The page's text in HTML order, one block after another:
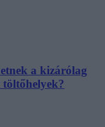
a kizárólag